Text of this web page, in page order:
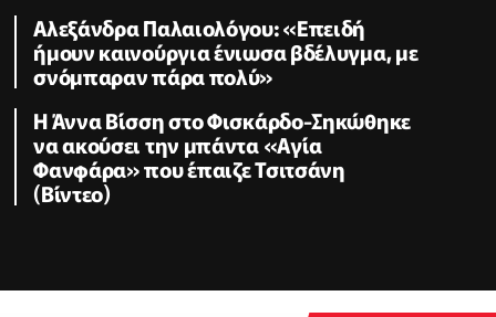
Αλεξάνδρα Παλαιολόγου: «Επειδή
ήμουν καινούργια ένιωσα βδέλυγμα, με
σνόμπαραν πάρα πολύ»
Η Άννα Βίσση στο Φισκάρδο-Σηκώθηκε
να ακούσει την μπάντα «Αγία
Φανφάρα» που έπαιζε Τσιτσάνη
(Βίντεο)